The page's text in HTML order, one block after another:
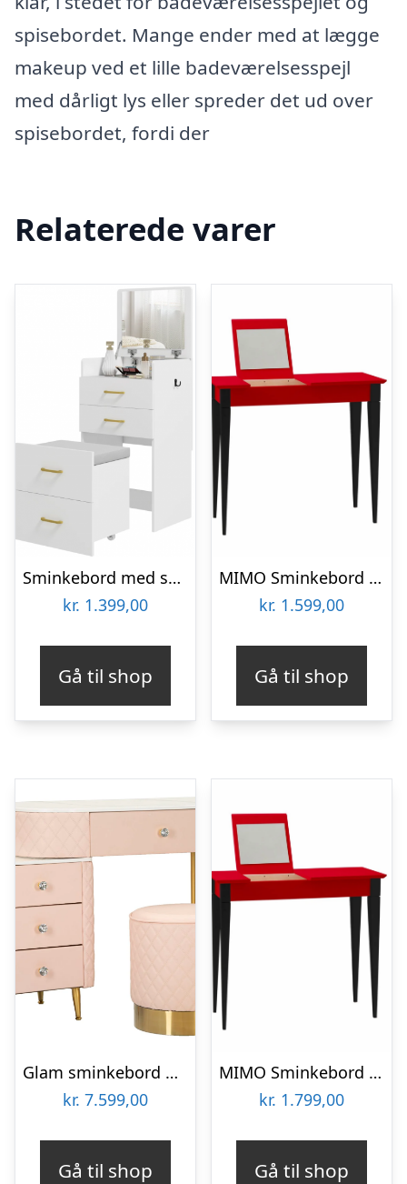
spisebordet. Mange ender med at lægge
makeup ved et lille badeværelsesspejl
med dårligt lys eller spreder det ud over
spisebordet, fordi der
Relaterede varer
Sminkebord med spejl i MDF og polyester H90 x B48 x D40 cm – Hvid
kr. 1.399,00
Gå til shop
MIMO Sminkebord med spejl – 65×35 cm sorte ben / røde
kr. 1.599,00
Gå til shop
Glam sminkebord med skammel i træ, mdf, metal – 120x40x75, 36×39 cm
kr. 7.599,00
Gå til shop
MIMO Sminkebord med spejl 105x35cm sorte ben / rød
kr. 1.799,00
Gå til shop